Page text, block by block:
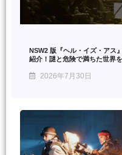
NSW2 版『ヘル・イズ・アス
紹介！謎と危険で満ちた世界
2026年7月30日